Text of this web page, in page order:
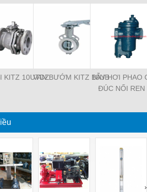
KITZ 10UTDZVAN BƯỚM KITZ 10UBBẪY HƠI PHAO
ĐÚC NỐI REN
›